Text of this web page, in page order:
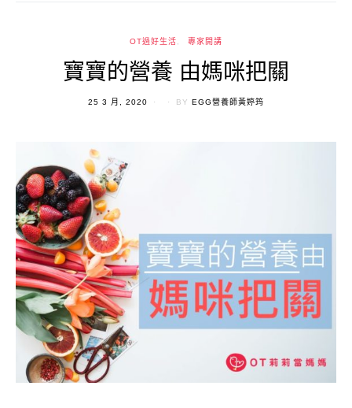
OT過好生活 專家開講
寶寶的營養 由媽咪把關
POSTED
25 3 月, 2020 BY EGG營養師黃婷筠